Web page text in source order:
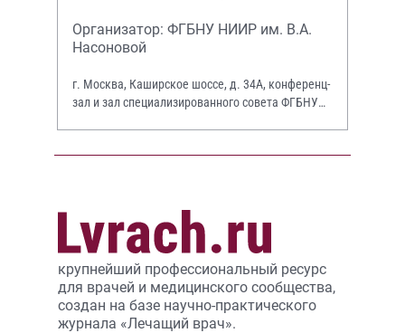
Организатор: ФГБНУ НИИР им. В.А.
Насоновой
г. Москва, Каширское шоссе, д. 34А, конференц-
зал и зал специализированного совета ФГБНУ
крупнейший профессиональный ресурс
для врачей и медицинского сообщества,
создан на базе научно-практического
журнала «Лечащий врач».